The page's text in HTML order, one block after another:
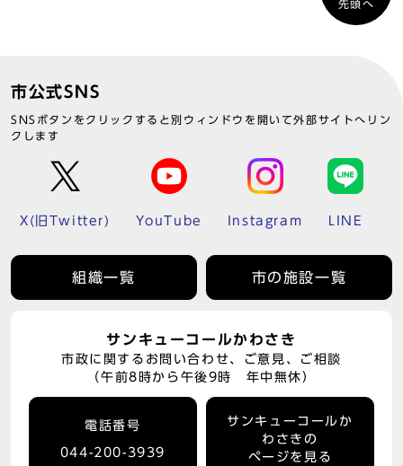
先頭へ
市公式SNS
SNSボタンをクリックすると別ウィンドウを開いて外部サイトへリン
クします
X(旧Twitter) YouTube Instagram LINE
組織一覧 市の施設一覧
サンキューコールかわさき
市政に関するお問い合わせ、ご意見、ご相談
（午前8時から午後9時 年中無休）
電話番号
044-200-3939
サンキューコールか
わさきの
ページを見る